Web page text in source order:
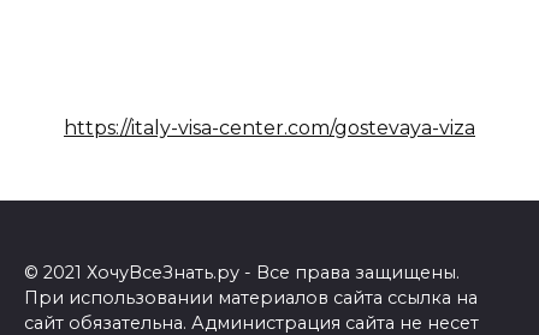
https://italy-visa-center.com/gostevaya-viza
© 2021 ХочуВсеЗнать.ру - Все права защищены.
При использовании материалов сайта ссылка на
сайт обязательна. Администрация сайта не несет